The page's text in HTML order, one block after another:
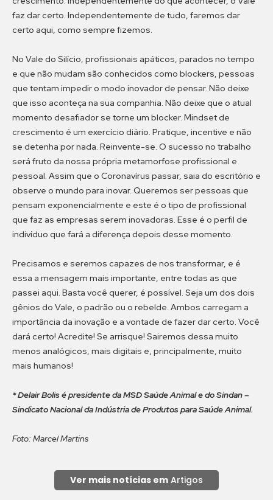
faz dar certo. Independentemente de tudo, faremos dar
certo aqui, como sempre fizemos.
No Vale do Silício, profissionais apáticos, parados no tempo
e que não mudam são conhecidos como blockers, pessoas
que tentam impedir o modo inovador de pensar. Não deixe
que isso aconteça na sua companhia. Não deixe que o atual
momento desafiador se torne um blocker. Mindset de
crescimento é um exercício diário. Pratique, incentive e não
se detenha por nada. Reinvente-se. O sucesso no trabalho
será fruto da nossa própria metamorfose profissional e
pessoal. Assim que o Coronavírus passar, saia do escritório e
observe o mundo para inovar. Queremos ser pessoas que
pensam exponencialmente e este é o tipo de profissional
que faz as empresas serem inovadoras. Esse é o perfil de
indivíduo que fará a diferença depois desse momento.
Precisamos e seremos capazes de nos transformar, e é
essa a mensagem mais importante, entre todas as que
passei aqui. Basta você querer, é possível. Seja um dos dois
gênios do Vale, o padrão ou o rebelde. Ambos carregam a
importância da inovação e a vontade de fazer dar certo. Você
dará certo! Acredite! Se arrisque! Sairemos dessa muito
menos analógicos, mais digitais e, principalmente, muito
mais humanos!
* Delair Bolis é presidente da MSD Saúde Animal e do Sindan –
Sindicato Nacional da Indústria de Produtos para Saúde Animal.
Foto: Marcel Martins
Ver mais notícias em Artigos